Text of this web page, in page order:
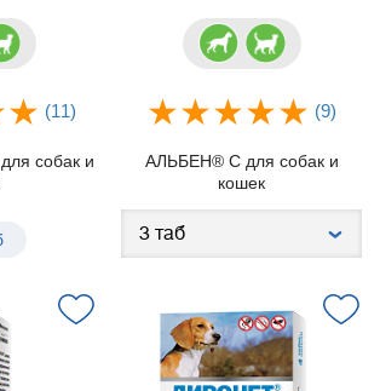
(11)
собак и
(9)
АЛЬБЕН® С для собак и
кошек